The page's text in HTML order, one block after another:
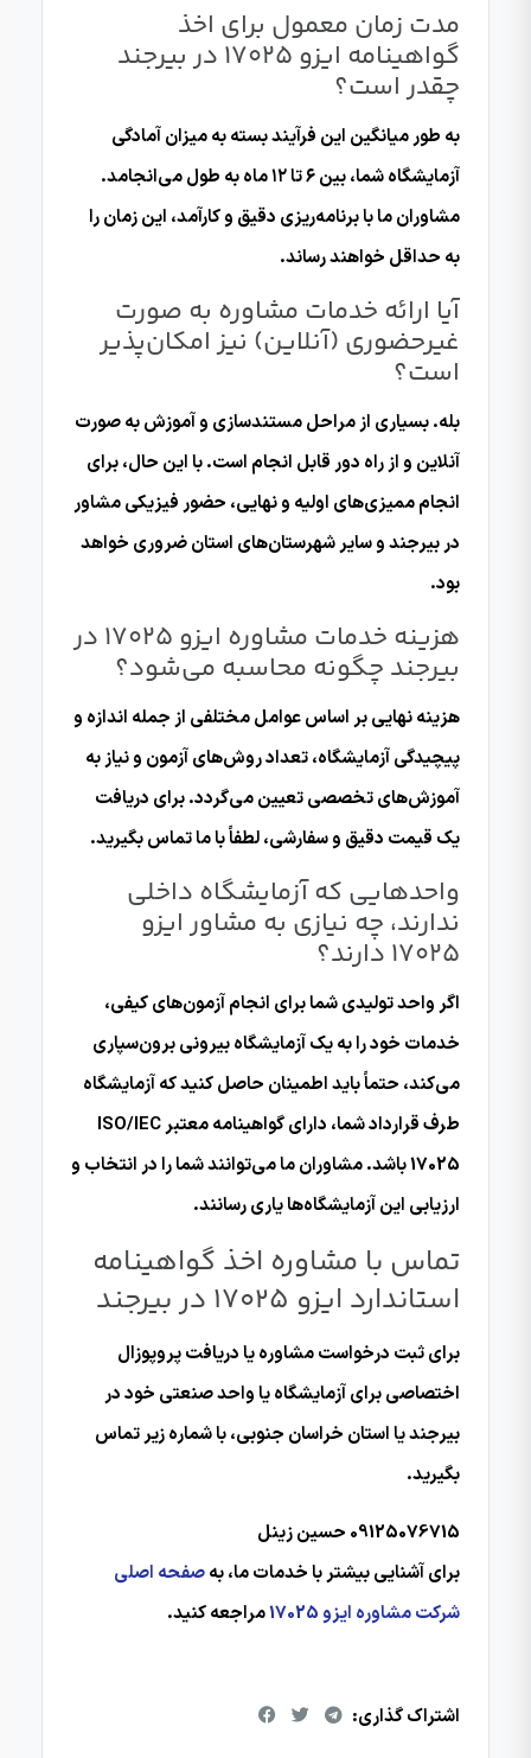
مدت زمان معمول برای اخذ
گواهینامه ایزو 17025 در بیرجند
چقدر است؟
به طور میانگین این فرآیند بسته به میزان آمادگی
آزمایشگاه شما، بین ۶ تا ۱۲ ماه به طول می‌انجامد.
مشاوران ما با برنامه‌ریزی دقیق و کارآمد، این زمان را
به حداقل خواهند رساند.
آیا ارائه خدمات مشاوره به صورت
غیرحضوری (آنلاین) نیز امکان‌پذیر
است؟
بله. بسیاری از مراحل مستندسازی و آموزش به صورت
آنلاین و از راه دور قابل انجام است. با این حال، برای
انجام ممیزی‌های اولیه و نهایی، حضور فیزیکی مشاور
در بیرجند و سایر شهرستان‌های استان ضروری خواهد
بود.
هزینه خدمات مشاوره ایزو 17025 در
بیرجند چگونه محاسبه می‌شود؟
هزینه نهایی بر اساس عوامل مختلفی از جمله اندازه و
پیچیدگی آزمایشگاه، تعداد روش‌های آزمون و نیاز به
آموزش‌های تخصصی تعیین می‌گردد. برای دریافت
یک قیمت دقیق و سفارشی، لطفاً با ما تماس بگیرید.
واحدهایی که آزمایشگاه داخلی
ندارند، چه نیازی به مشاور ایزو
17025 دارند؟
اگر واحد تولیدی شما برای انجام آزمون‌های کیفی،
خدمات خود را به یک آزمایشگاه بیرونی برون‌سپاری
می‌کند، حتماً باید اطمینان حاصل کنید که آزمایشگاه
طرف قرارداد شما، دارای گواهینامه معتبر ISO/IEC
17025 باشد. مشاوران ما می‌توانند شما را در انتخاب و
ارزیابی این آزمایشگاه‌ها یاری رسانند.
تماس با مشاوره اخذ گواهینامه
استاندارد ایزو 17025 در بیرجند
برای ثبت درخواست مشاوره یا دریافت پروپوزال
اختصاصی برای آزمایشگاه یا واحد صنعتی خود در
بیرجند یا استان خراسان جنوبی، با شماره زیر تماس
بگیرید.
09125076715 حسین زینل
برای آشنایی بیشتر با خدمات ما، بهصفحه اصلی
شرکت مشاوره ایزو 17025
مراجعه کنید.
اشتراک گذاری: